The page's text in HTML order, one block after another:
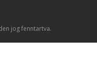
jog fenntartva.